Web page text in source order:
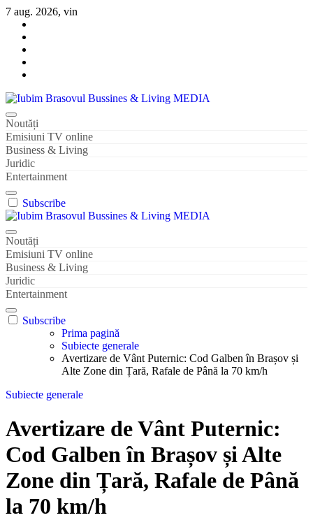
Sari
conținut
7 aug. 2026, vin
Iubim Brasovul Bussines & Living MEDIA
Din pasiune și dragoste pentru Brașoveni
Noutăți
Emisiuni TV online
Business & Living
Juridic
Entertainment
Subscribe
Iubim Brasovul Bussines & Living MEDIA
Din pasiune și dragoste pentru Brașoveni
Noutăți
Emisiuni TV online
Business & Living
Juridic
Entertainment
Subscribe
Prima pagină
Subiecte generale
Avertizare de Vânt Puternic: Cod Galben în Brașov și
Alte Zone din Țară, Rafale de Până la 70 km/h
Subiecte generale
Avertizare de Vânt Puternic:
Cod Galben în Brașov și Alte
Zone din Țară, Rafale de Până
la 70 km/h